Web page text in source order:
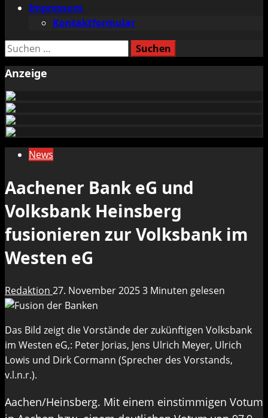
Impressum
Kontaktformular
Suchen
Anzeige
News
Aachener Bank eG und
Volksbank Heinsberg
fusionieren zur Volksbank im
Westen eG
Redaktion 27. November 20253 Minuten gelesen
Das Bild zeigt die Vorstände der zukünftigen Volksbank
im Westen eG,: Peter Jorias, Jens Ulrich Meyer, Ulrich
Lowis und Dirk Cormann (Sprecher des Vorstands,
v.l.n.r.).
Aachen/Heinsberg. Mit einem einstimmigen Votum